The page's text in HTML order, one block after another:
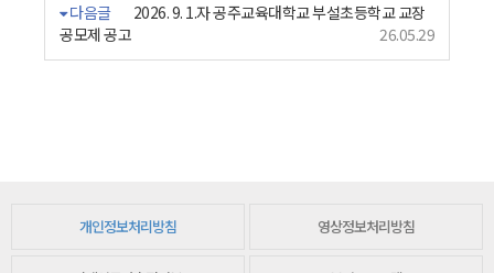
다음글
2026. 9. 1.자 공주교육대학교 부설초등학교 교장
공모제 공고
26.05.29
개인정보처리방침 영상정보처리방침